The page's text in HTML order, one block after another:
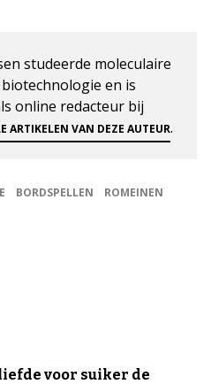
studeerde moleculaire
en is
online redacteur bij
ARTIKELEN VAN DEZE AUTEUR.
BORDSPELLEN
ROMEINEN
voor suiker de